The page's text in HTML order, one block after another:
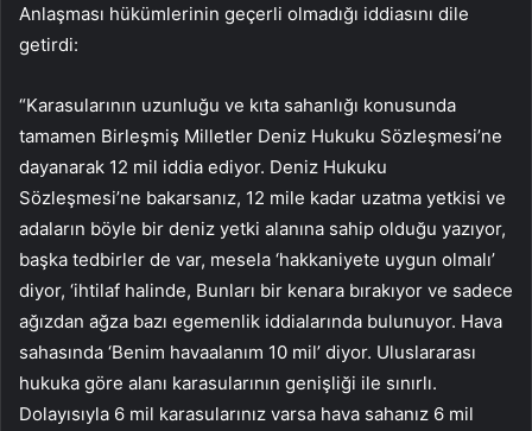
Anlaşması hükümlerinin geçerli olmadığı iddiasını dile
getirdi:
“Karasularının uzunluğu ve kıta sahanlığı konusunda
tamamen Birleşmiş Milletler Deniz Hukuku Sözleşmesi’ne
dayanarak 12 mil iddia ediyor. Deniz Hukuku
Sözleşmesi’ne bakarsanız, 12 mile kadar uzatma yetkisi ve
adaların böyle bir deniz yetki alanına sahip olduğu yazıyor,
başka tedbirler de var, mesela ‘hakkaniyete uygun olmalı’
diyor, ‘ihtilaf halinde, Bunları bir kenara bırakıyor ve sadece
ağızdan ağza bazı egemenlik iddialarında bulunuyor. Hava
sahasında ‘Benim havaalanım 10 mil’ diyor. Uluslararası
hukuka göre alanı karasularının genişliği ile sınırlı.
Dolayısıyla 6 mil karasularınız varsa hava sahanız 6 mil